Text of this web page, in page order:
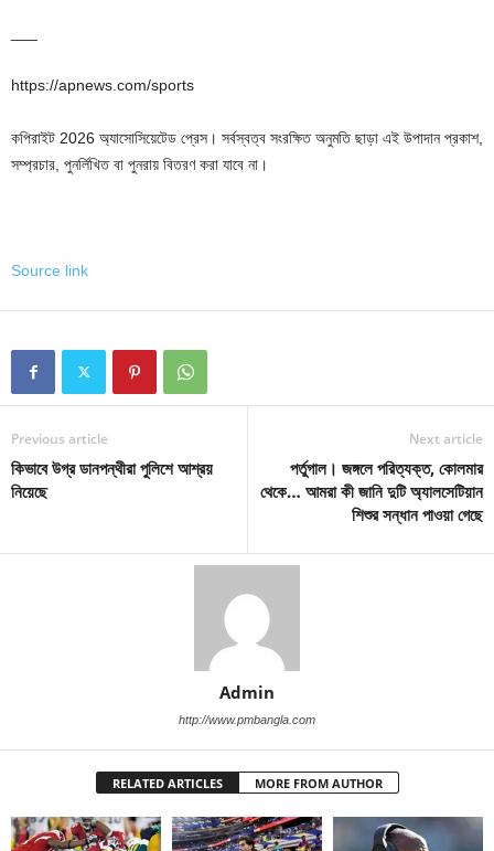
https://apnews.com/sports
কপিরাইট 2026 অ্যাসোসিয়েটেড প্রেস। সর্বস্বত্ব সংরক্ষিত অনুমতি ছাড়া এই উপাদান প্রকাশ,
সম্প্রচার, পুনর্লিখিত বা পুনরায় বিতরণ করা যাবে না।
Source link
Previous article
কিভাবে উগ্র ডানপন্থীরা পুলিশে আশ্রয়
নিয়েছে
Next article
পর্তুগাল। জঙ্গলে পরিত্যক্ত, কোলমার
থেকে… আমরা কী জানি দুটি অ্যালসেটিয়ান
শিশুর সন্ধান পাওয়া গেছে
Admin
http://www.pmbangla.com
RELATED ARTICLES MORE FROM AUTHOR